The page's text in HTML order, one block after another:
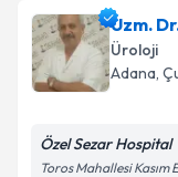
Op. Dr.
oluşturun. Size
takvim
Uzm.
Üroloji
Adana,
Özel Sezar Hospital
Toros Mahallesi Kasım